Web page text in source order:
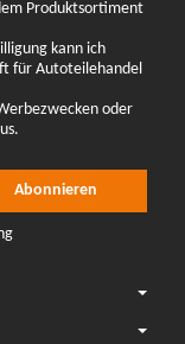
Produktsortiment
kann ich
für Autoteilehandel
oder
Abonnieren